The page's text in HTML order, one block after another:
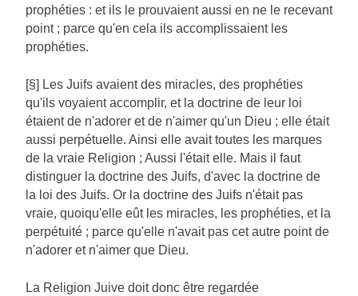
prophéties : et ils le prouvaient aussi en ne le recevant
point ; parce qu'en cela ils accomplissaient les
prophéties.
[§] Les Juifs avaient des miracles, des prophéties
qu'ils voyaient accomplir, et la doctrine de leur loi
étaient de n'adorer et de n'aimer qu'un Dieu ; elle était
aussi perpétuelle. Ainsi elle avait toutes les marques
de la vraie Religion ; Aussi l'était elle. Mais il faut
distinguer la doctrine des Juifs, d'avec la doctrine de
la loi des Juifs. Or la doctrine des Juifs n'était pas
vraie, quoiqu'elle eût les miracles, les prophéties, et la
perpétuité ; parce qu'elle n'avait pas cet autre point de
n'adorer et n'aimer que Dieu.
La Religion Juive doit donc être regardée